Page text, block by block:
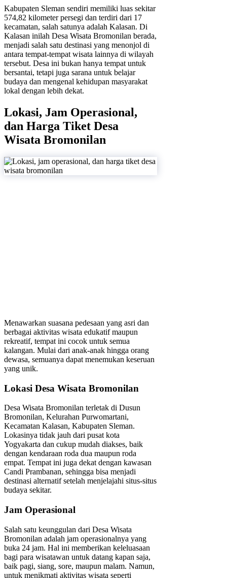
Kabupaten Sleman sendiri memiliki luas sekitar
574,82 kilometer persegi dan terdiri dari 17
kecamatan, salah satunya adalah Kalasan. Di
Kalasan inilah Desa Wisata Bromonilan berada,
menjadi salah satu destinasi yang menonjol di
antara tempat-tempat wisata lainnya di wilayah
tersebut. Desa ini bukan hanya tempat untuk
bersantai, tetapi juga sarana untuk belajar
budaya dan mengenal kehidupan masyarakat
lokal dengan lebih dekat.
Lokasi, Jam Operasional,
dan Harga Tiket Desa
Wisata Bromonilan
Menawarkan suasana pedesaan yang asri dan
berbagai aktivitas wisata edukatif maupun
rekreatif, tempat ini cocok untuk semua
kalangan. Mulai dari anak-anak hingga orang
dewasa, semuanya dapat menemukan keseruan
yang unik.
Lokasi Desa Wisata Bromonilan
Desa Wisata Bromonilan terletak di Dusun
Bromonilan, Kelurahan Purwomartani,
Kecamatan Kalasan, Kabupaten Sleman.
Lokasinya tidak jauh dari pusat kota
Yogyakarta dan cukup mudah diakses, baik
dengan kendaraan roda dua maupun roda
empat. Tempat ini juga dekat dengan kawasan
Candi Prambanan, sehingga bisa menjadi
destinasi alternatif setelah menjelajahi situs-situs
budaya sekitar.
Jam Operasional
Salah satu keunggulan dari Desa Wisata
Bromonilan adalah jam operasionalnya yang
buka 24 jam. Hal ini memberikan keleluasaan
bagi para wisatawan untuk datang kapan saja,
baik pagi, siang, sore, maupun malam. Namun,
untuk menikmati aktivitas wisata seperti